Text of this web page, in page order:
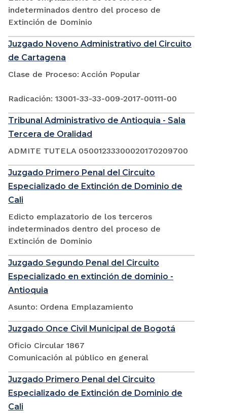
indeterminados dentro del proceso de
Extinción de Dominio
Juzgado Noveno Administrativo del Circuito
de Cartagena
Clase de Proceso: Acción Popular
Radicación: 13001-33-33-009-2017-00111-00
Tribunal Administrativo de Antioquia - Sala
Tercera de Oralidad
ADMITE TUTELA 05001233300020170209700
Juzgado Primero Penal del Circuito
Especializado de Extinción de Dominio de
Cali
Edicto emplazatorio de los terceros
indeterminados dentro del proceso de
Extinción de Dominio
Juzgado Segundo Penal del Circuito
Especializado en extinción de dominio -
Antioquia
Asunto: Ordena Emplazamiento
Juzgado Once Civil Municipal de Bogotá
Oficio Circular 1867
Comunicación al público en general
Juzgado Primero Penal del Circuito
Especializado de Extinción de Dominio de
Cali